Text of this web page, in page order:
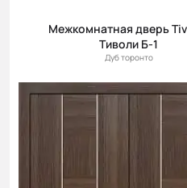
Межкомнатная дверь
Тиволи Б-1
Дуб торонто